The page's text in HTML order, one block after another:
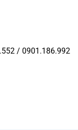
/ 0901.186.992